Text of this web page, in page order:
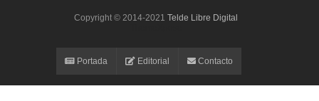
Copyright © 2014-2021 Telde Libre Digital
Portada Editorial Contacto